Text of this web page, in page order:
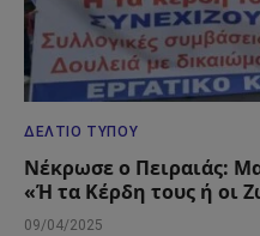
ΔΕΛΤΊΟ ΤΎΠΟΥ
Νέκρωσε ο Πειραιάς:
«Ή τα Κέρδη τους ή οι
09/04/2025